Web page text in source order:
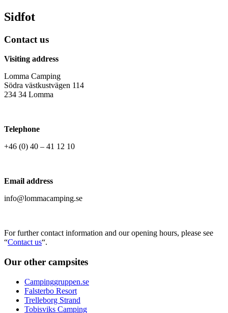
Sidfot
Contact us
Visiting address
Lomma Camping
Södra västkustvägen 114
234 34 Lomma
Telephone
+46 (0) 40 – 41 12 10
Email address
info@lommacamping.se
For further contact information and our opening hours, please see
“Contact us“.
Our other campsites
Campinggruppen.se
Falsterbo Resort
Trelleborg Strand
Tobisviks Camping